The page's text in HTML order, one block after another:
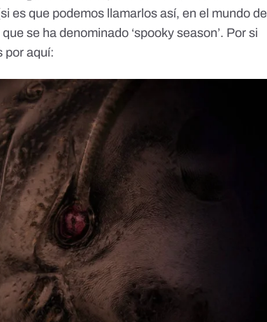
es que podemos llamarlos así, en el mundo de
se ha denominado ‘spooky season’. Por si
por aquí: